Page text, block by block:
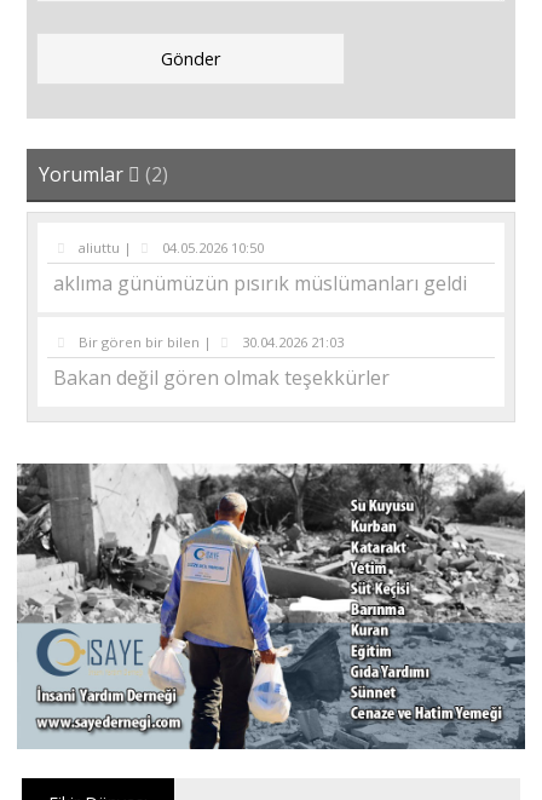
Yorumlar (2)
aliuttu | 04.05.2026 10:50
aklıma günümüzün pısırık müslümanları geldi
Bir gören bir bilen | 30.04.2026 21:03
Bakan değil gören olmak teşekkürler